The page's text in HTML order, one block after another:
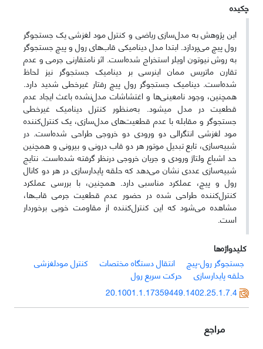
چکیده
این پژوهش به مدل‌سازی ریاضی و کنترل مود لغزشی یک جستجوگر
رول پیچ می‌پردازد. ابتدا مدل دینامیکی قاب‌های رول و پیچ جستجوگر
به روش نیوتون اویلر استخراج شده‌است. اثر نامتقارنی جرمی و عدم
تقارن ماتریس ممان اینرسی بر دینامیک جستجوگر نیز لحاظ
شده‌است. دینامیک جستجوگر رول پیچ رفتار غیرخطی شدید دارد.
همچنین، وجود نامعینی‌ها و اغتشاشات مدل‌نشده باعث ایجاد عدم
قطعیت در مدل می‎شود. به‌منظور کنترل دینامیک غیرخطی
جستجوگر و مقابله با عدم قطعیت‌ها‌ی مدل‌سازی، یک کنترل‌کننده
مود لغزشی انتگرالی دو ورودی دو خروجی طراحی شده‌است. در
شبیه‌سازی، تابع تبدیل موتور هر دو قاب درونی و بیرونی و همچنین
حد اشباع ولتاژ ورودی و جریان خروجی درنظر گرفته شده‌است. نتایج
شبیه‌سازی عددی نشان می‌دهد که حلقه پایدارسازی در هر دو کانال
رول و پیچ، عملکرد مناسبی دارد. همچنین، با بررسی عملکرد
کنترل‌کننده طراحی‌ شده در حضور عدم قطعیت جرمی قاب‌ها،
مشاهده می‌شود که این کنترل‌کننده از مقاومت خوبی برخوردار
است.
کلیدواژه‌ها
جستجوگر رول-پیچ
انتقال دستگاه مختصات
کنترل مودلغزشی
حلقه پایدارسازی
حرکت سریع رول
20.1001.1.17359449.1402.25.1.7.4
مراجع